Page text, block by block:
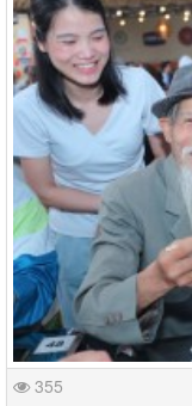
355